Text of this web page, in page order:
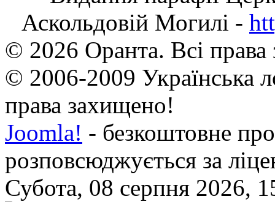
Аскольдовій Могилі -
© 2026 Оранта. Всі
© 2006-2009 Українська
права захищено!
Joomla! - безкоштовне
розповсюджується за
Субота, 08 серпня 2026,